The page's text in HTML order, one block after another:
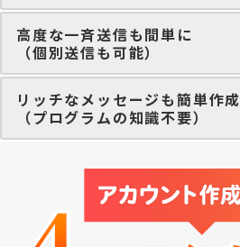
高度な一斉送信も間単に
（個別送信も可能）
リッチなメッセージも簡単作成
（プログラムの知識不要）